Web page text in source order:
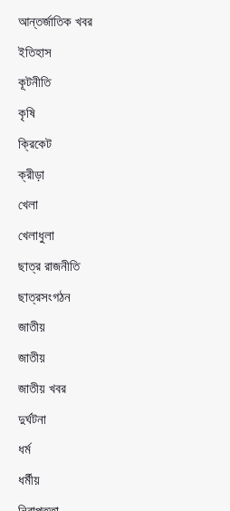
আন্তর্জাতিক খবর
ইতিহাস
কূটনীতি
কৃষি
ক্রিকেট
ক্রীড়া
খেলা
খেলাধুলা
ছাত্র রাজনীতি
ছাত্রসংগঠন
জাতীয়
জাতীয়
জাতীয় খবর
দুর্ঘটনা
ধর্ম
ধর্মীয়